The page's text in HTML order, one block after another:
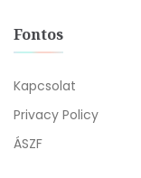
Fontos
Kapcsolat
Privacy Policy
ÁSZF